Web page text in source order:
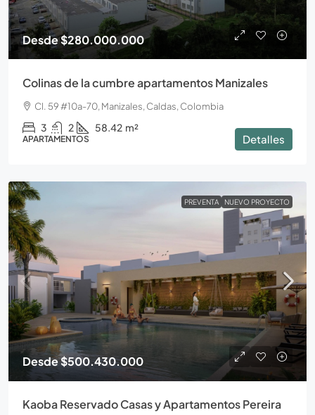
Desde$280.000.000
Colinas de la cumbre apartamentos Manizales
Cl. 59 #10a-70, Manizales, Caldas, Colombia
3 2 58.42 m²
APARTAMENTOS Detalles
PREVENTA NUEVO PROYECTO
Desde$500.430.000
Kaoba Reservado Casas y Apartamentos Pereira